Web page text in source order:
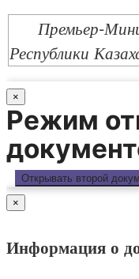
Премьер-
Республики
×
Режим
Открывать второй
×
Информация о